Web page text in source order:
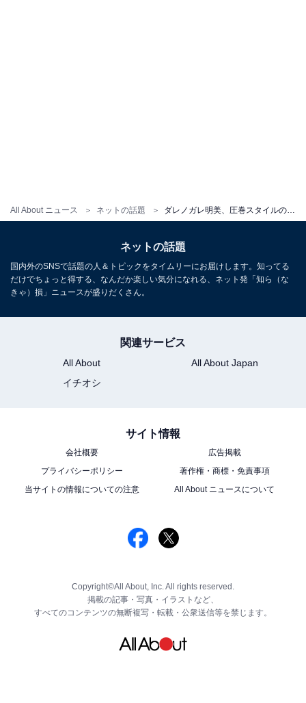
All About ニュース ネットの話題
ネットの話題
国内外のSNSで話題の人＆トピックをタイムリーにお届けします。知ってる
だけでちょっと得する、なんだか楽しい気分になれる、ネット発「知ら（な
きゃ）損」ニュースが盛りだくさん。
関連サービス
All About
All About Japan
イチオシ
サイト情報
会社概要
広告掲載
プライバシーポリシー
著作権・商標・免責事項
当サイトの情報についての注意
All About ニュースについて
Copyright©All About, Inc. All rights reserved.
掲載の記事・写真・イラストなど、
すべてのコンテンツの無断複写・転載・公衆送信等を禁じます。